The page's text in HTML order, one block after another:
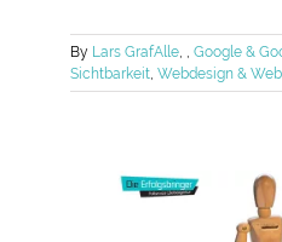
By Lars GrafAlle, ,Google &
Sichtbarkeit,Webdesign &